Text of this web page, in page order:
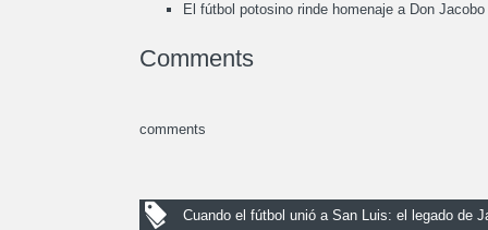
El fútbol potosino rinde homenaje a Don
Comments
comments
Cuando el fútbol unió a San Luis: el legado de